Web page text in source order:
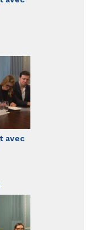
avec